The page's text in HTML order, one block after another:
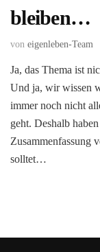
bleiben…
von eigenleben-Team
Ja, das Thema ist
Und ja, wir wissen
immer noch nicht
geht. Deshalb
Zusammenfassung
solltet…